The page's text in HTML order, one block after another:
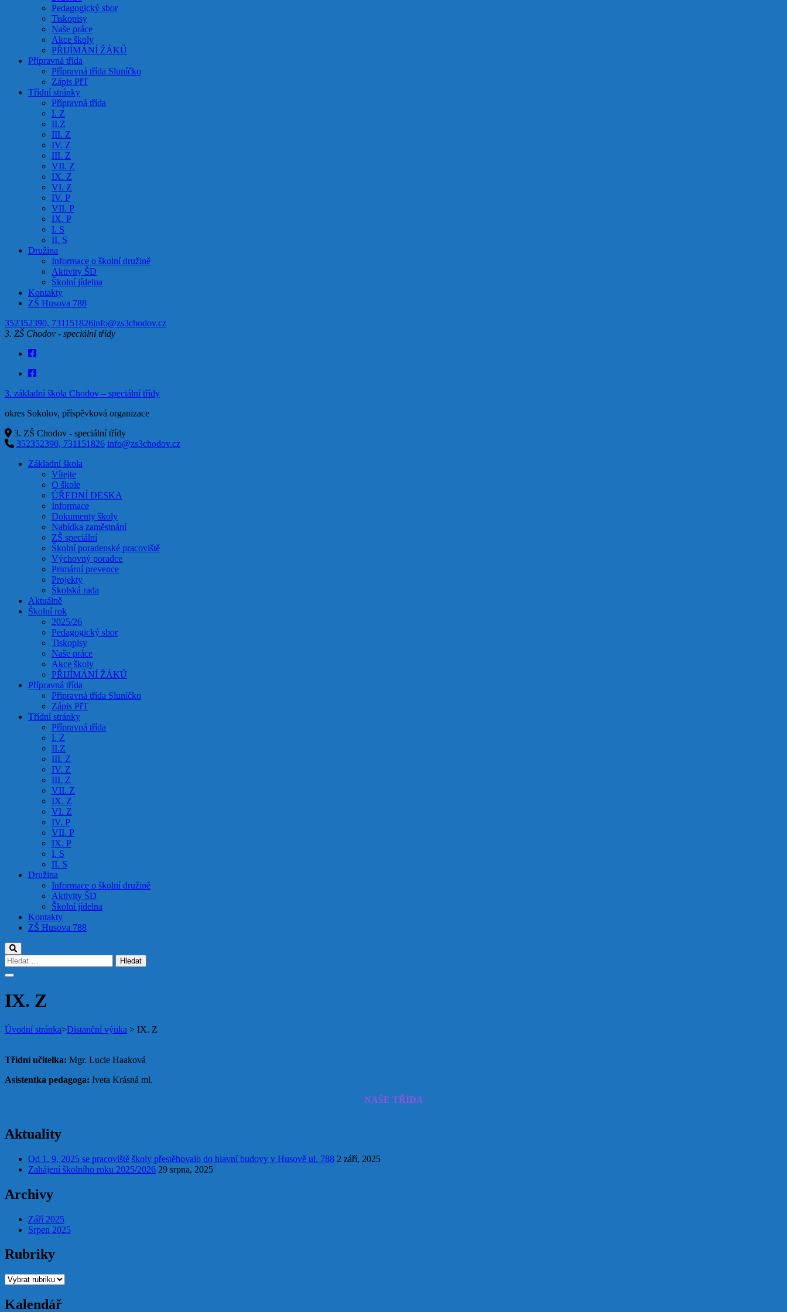
Pedagogický sbor
Tiskopisy
Naše práce
Akce školy
PŘIJÍMÁNÍ ŽÁKŮ
Přípravná třída
Přípravná třída Sluníčko
Zápis PřT
Třídní stránky
Přípravná třída
I. Z
II.Z
III. Z
IV. Z
III. Z
VII. Z
IX. Z
VI. Z
IV. P
VII. P
IX. P
I. S
II. S
Družina
Informace o školní družině
Aktivity ŠD
Školní jídelna
Kontakty
ZŠ Husova 788
352352390, 731151826info@zs3chodov.cz
3. ZŠ Chodov - speciální třídy
3. základní škola Chodov – speciální třídy
okres Sokolov, příspěvková organizace
3. ZŠ Chodov - speciální třídy
352352390, 731151826 info@zs3chodov.cz
Základní škola
Vítejte
O škole
ÚŘEDNÍ DESKA
Informace
Dokumenty školy
Nabídka zaměstnání
ZŠ speciální
Školní poradenské pracoviště
Výchovný poradce
Primární prevence
Projekty
Školská rada
Aktuálně
Školní rok
2025/26
Pedagogický sbor
Tiskopisy
Naše práce
Akce školy
PŘIJÍMÁNÍ ŽÁKŮ
Přípravná třída
Přípravná třída Sluníčko
Zápis PřT
Třídní stránky
Přípravná třída
I. Z
II.Z
III. Z
IV. Z
III. Z
VII. Z
IX. Z
VI. Z
IV. P
VII. P
IX. P
I. S
II. S
Družina
Informace o školní družině
Aktivity ŠD
Školní jídelna
Kontakty
ZŠ Husova 788
Vyhledávání
IX. Z
Úvodní stránka>Distanční výuka > IX. Z
Třídní učitelka: Mgr. Lucie Haaková
Asistentka pedagoga: Iveta Krásná ml.
NAŠE TŘÍDA
Aktuality
Od 1. 9. 2025 se pracoviště školy přestěhovalo do hlavní budovy v Husově ul. 788 2 září, 2025
Zahájení školního roku 2025/2026 29 srpna, 2025
Archivy
Září 2025
Srpen 2025
Rubriky
Rubriky
Kalendář